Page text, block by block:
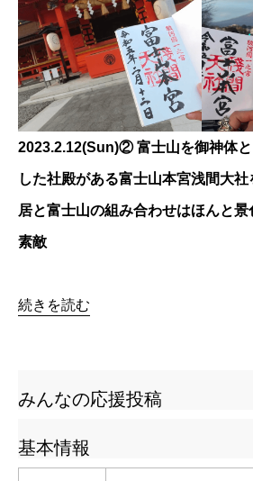
2023.2.12(Sun)②⁡ 富士山を御神体
した社殿がある富士山本宮浅間大
居と富士山の組み合わせはほんと
素敵
続きを読む
みんなの応援投稿
基本情報